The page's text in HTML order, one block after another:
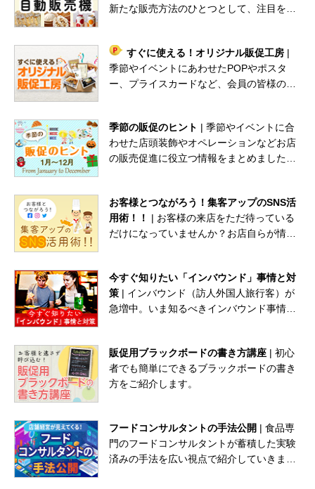
新たな販売方法のひとつとして、注目を集
れる店舗側と営業時間内に来店することが
難しいお客様の双方にとってメリットとな
ることも追い風です。
すぐに使える！オリジナル販促工房 |
季節やイベントにあわせたPOPやポスタ
ー、プライスカードなど、会員の皆様のす
季節の販促のヒント | 季節やイベントに合
わせた店頭装飾やオペレーションなどお店
の販売促進に役立つ情報をまとめました！
お客様とつながろう！集客アップのSNS活
用術！！
| お客様の来店をただ待っている
だけになっていませんか？お店自らが情報
たいのが「SNS」！
今すぐ知りたい「インバウンド」事情と対
策 | インバウンド（訪人外国人旅行客）が
急増中。いま知るべきインバウンド事情や
について考えていきましょう。
販促用ブラックボードの書き方講座 | 初心
者でも簡単にできるブラックボードの書き
方をご紹介します。
フードコンサルタントの手法公開 | 食品専
門のフードコンサルタントが蓄積した実験
済みの手法を広い視点で紹介していきま